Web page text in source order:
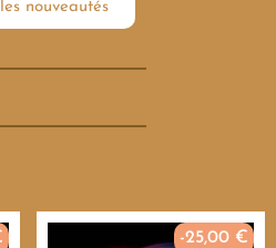
nouveautés
-25,00 €